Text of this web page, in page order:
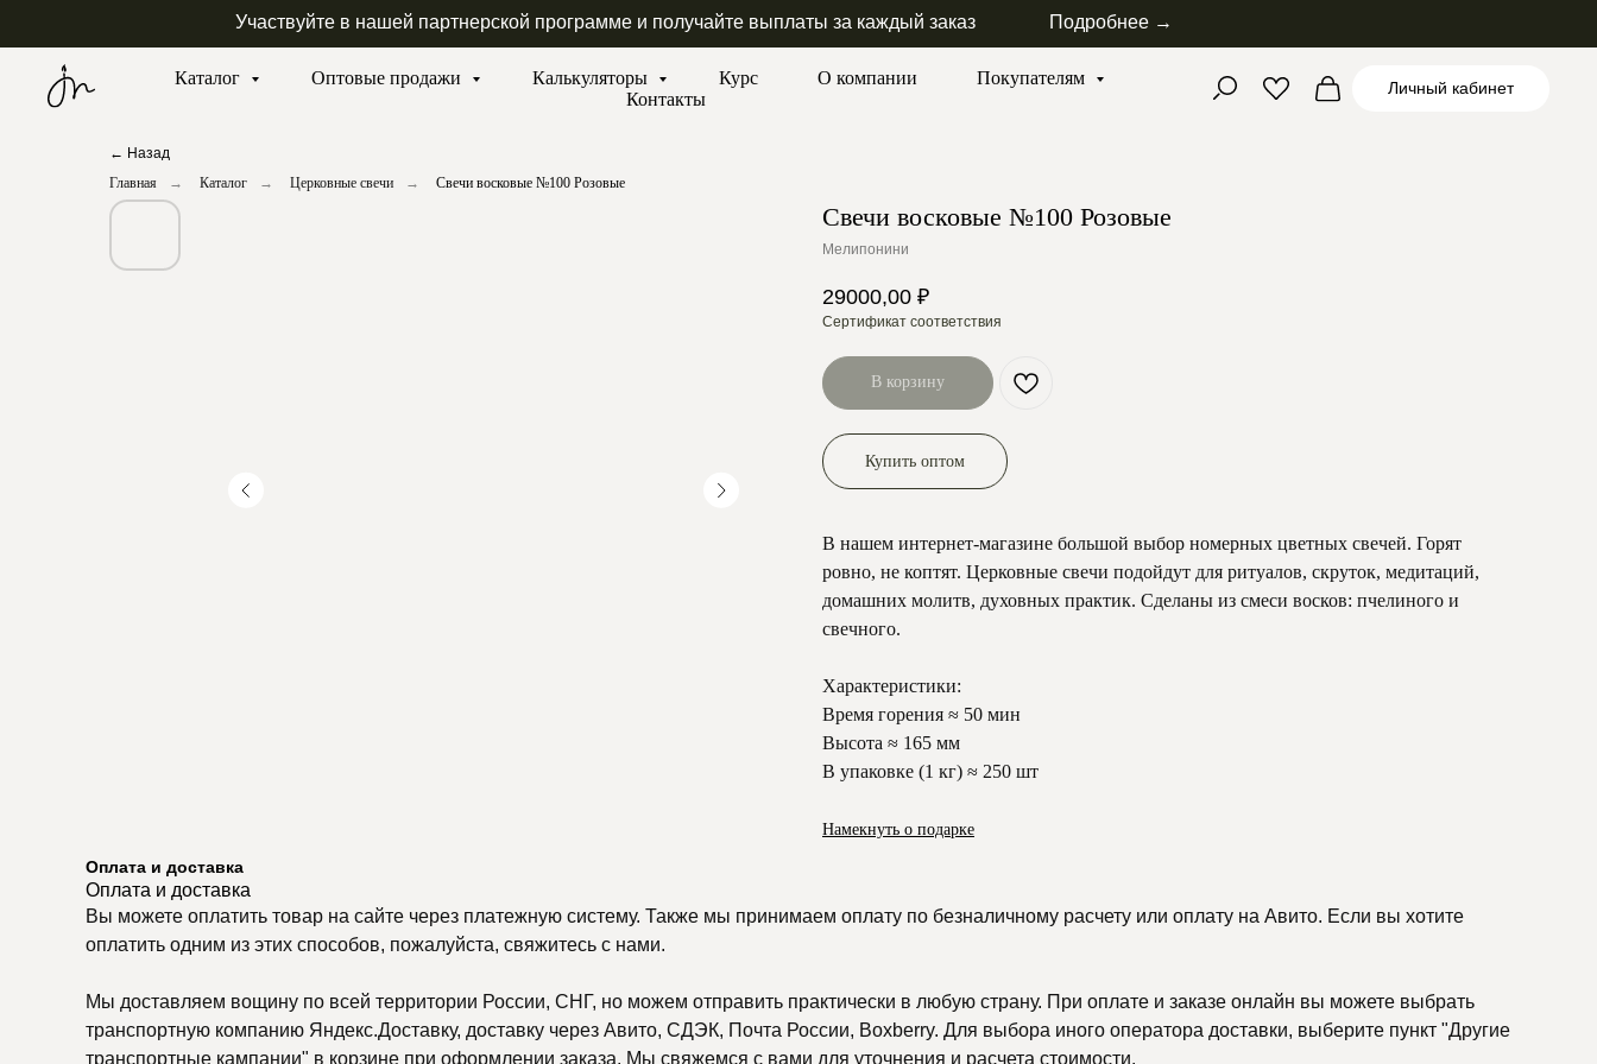
Участвуйте в нашей партнерской программе и получайте выплаты за каждый заказ Подробнее →
Каталог Оптовые продажи Калькуляторы Курс О компании
Покупателям
Контакты
Личный кабинет
← Назад
Главная
→ Каталог → Церковные свечи → Свечи восковые №100 Розовые
Свечи восковые №100 Розовые
Мелипонини
29000,00 ₽
Сертификат соответствия
В корзину
Купить оптом
В нашем интернет-магазине большой выбор номерных цветных свечей. Горят
ровно, не коптят. Церковные свечи подойдут для ритуалов, скруток, медитаций,
домашних молитв, духовных практик. Сделаны из смеси восков: пчелиного и
свечного.
Характеристики:
Время горения ≈ 50 мин
Высота ≈ 165 мм
В упаковке (1 кг) ≈ 250 шт
Намекнуть о подарке
Оплата и доставка
Оплата и доставка
Вы можете оплатить товар на сайте через платежную систему. Также мы принимаем оплату по безналичному расчету или оплату на Авито. Если вы хотите
оплатить одним из этих способов, пожалуйста, свяжитесь с нами.
Мы доставляем вощину по всей территории России, СНГ, но можем отправить практически в любую страну. При оплате и заказе онлайн вы можете выбрать
транспортную компанию Яндекс.Доставку, доставку через Авито, СДЭК, Почта России, Boxberry. Для выбора иного оператора доставки, выберите пункт "Другие
транспортные кампании" в корзине при оформлении заказа. Мы свяжемся с вами для уточнения и расчета стоимости.